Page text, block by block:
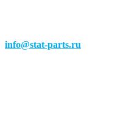
info@stat-parts.ru